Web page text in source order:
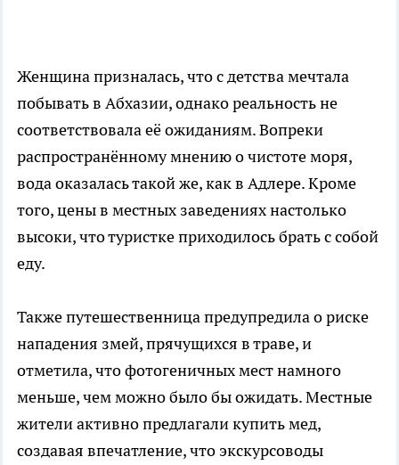
Женщина призналась, что с детства мечтала
побывать в Абхазии, однако реальность не
соответствовала её ожиданиям. Вопреки
распространённому мнению о чистоте моря,
вода оказалась такой же, как в Адлере. Кроме
того, цены в местных заведениях настолько
высоки, что туристке приходилось брать с собой
еду.
Также путешественница предупредила о риске
нападения змей, прячущихся в траве, и
отметила, что фотогеничных мест намного
меньше, чем можно было бы ожидать. Местные
жители активно предлагали купить мед,
создавая впечатление, что экскурсоводы